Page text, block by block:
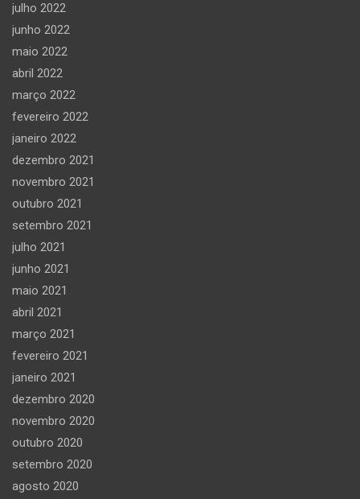
julho 2022
junho 2022
maio 2022
abril 2022
março 2022
fevereiro 2022
janeiro 2022
dezembro 2021
novembro 2021
outubro 2021
setembro 2021
julho 2021
junho 2021
maio 2021
abril 2021
março 2021
fevereiro 2021
janeiro 2021
dezembro 2020
novembro 2020
outubro 2020
setembro 2020
agosto 2020